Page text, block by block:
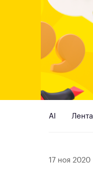
AI Лента
17 ноя 2020